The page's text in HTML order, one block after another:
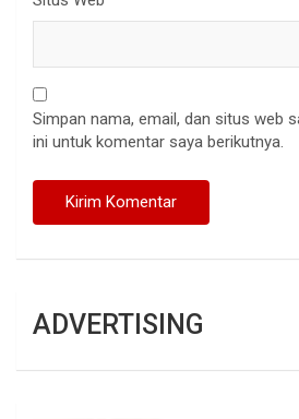
Simpan nama, email, dan situs web
ini untuk komentar saya berikutnya.
ADVERTISING